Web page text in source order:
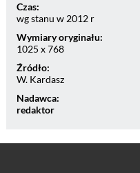
Czas:
wg stanu w 2012 r
Wymiary oryginału:
1025 x 768
Źródło:
W. Kardasz
Nadawca:
redaktor